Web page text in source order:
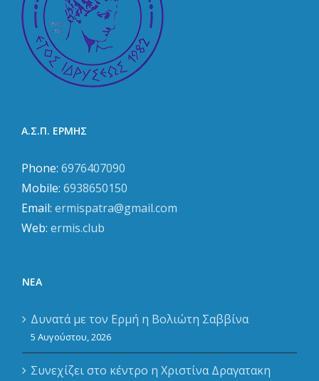
Α.Σ.Π. ΕΡΜΗΣ
Phone: 6976407090
Mobile: 6938650150
Email: ermispatra@gmail.com
Web: ermis.club
ΝΈΑ
Δυνατά με τον Ερμή η Βολιώτη Σαββίνα
5 Αυγούστου, 2026
Συνεχίζει στο κέντρο η Χριστίνα Δραγατακη